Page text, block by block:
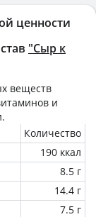
ценности
"Сыр к
веществ
и
Количество
190 ккал
8.5 г
14.4 г
7.5 г